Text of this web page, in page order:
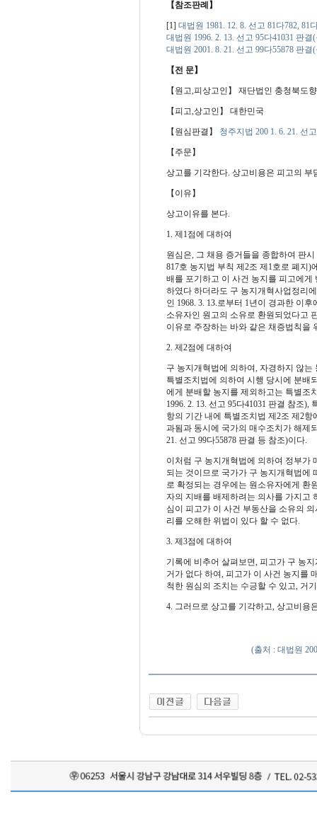
【참조판례】
[1] 대법원 1981. 12. 8. 선고 81다782, 81
대법원 1996. 2. 13. 선고 95다41031 판결
대법원 2001. 8. 21. 선고 99다55878 판결
【전 문】
【원고,피상고인】 재단법인 충청북도
【피고,상고인】 대한민국
【원심판결】 청주지법 200 1. 6. 21. 선
【주문】
상고를 기각한다. 상고비용은 피고의 부
【이유】
상고이유를 본다.
1. 제1점에 대하여
원심은, 그 채용 증거들을 종합하여 판
817호 농지법 부칙 제2조 제1호로 폐지
배를 포기하고 이 사건 농지를 피고에게
하였다 하더라도 구 농지개혁사업정리
인 1968. 3. 13.로부터 1년이 경과한 이
소유자인 원고의 소유로 환원되었다고
이유로 주장하는 바와 같은 채증법칙을
2. 제2점에 대하여
구 농지개혁법에 의하여, 자경하지 않
특별조치법에 의하여 시행 당시에 분배
에게 분배할 농지를 제외하고는 특별조
1996. 2. 13. 선고 95다41031 판결 참조),
항의 기간 내에 특별조치법 제2조 제2
과됨과 동시에 국가의 매수조치가 해제
21. 선고 99다55878 판결 등 참조)이다.
이처럼 구 농지개혁법에 의하여 정부가
되는 것이므로 국가가 구 농지개혁법에
로 확정되는 경우에는 원소유자에게 환
자의 지배를 배제하려는 의사를 가지고
심이 피고가 이 사건 부동산을 소유의
리를 오해한 위법이 있다 할 수 없다.
3. 제3점에 대하여
기록에 비추어 살펴보면, 피고가 구 농
거가 없다 하여, 피고가 이 사건 농지를
척한 원심의 조치는 수긍할 수 있고, 거
4. 그러므로 상고를 기각하고, 상고비용
(출처 : 대법원